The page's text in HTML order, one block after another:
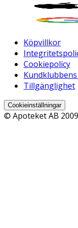
Köpvillkor
Cookiepolicy
Tillgänglighet
Cookieinställningar
© Apoteket AB